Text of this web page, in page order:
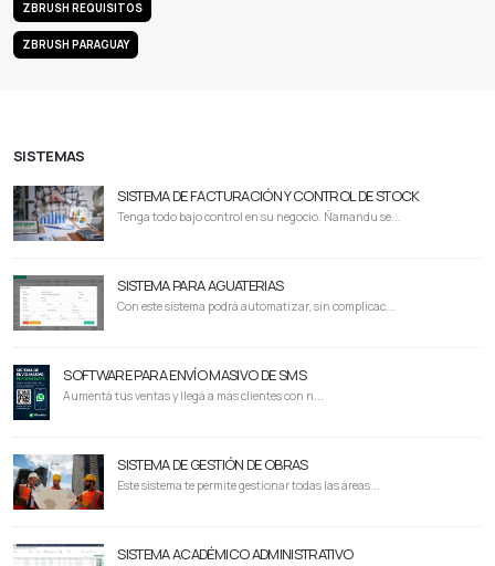
ZBRUSH REQUISITOS
ZBRUSH PARAGUAY
SISTEMAS
SISTEMA DE FACTURACIÓN Y CONTROL DE STOCK
Tenga todo bajo control en su negocio. Ñamandu se...
SISTEMA PARA AGUATERIAS
Con este sistema podrá automatizar, sin complicac...
SOFTWARE PARA ENVÍO MASIVO DE SMS
Aumentá tus ventas y llegá a más clientes con n...
SISTEMA DE GESTIÓN DE OBRAS
Este sistema te permite gestionar todas las áreas...
SISTEMA ACADÉMICO ADMINISTRATIVO